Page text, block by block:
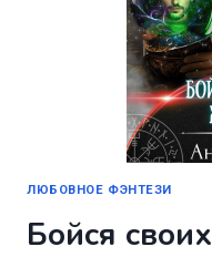
ЛЮБОВНОЕ ФЭНТЕЗИ
Бойся